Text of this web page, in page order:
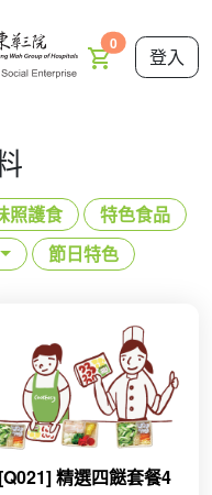
0
登入
照護食
特色食品
節日特色
[Q021] 精選四餸套餐4